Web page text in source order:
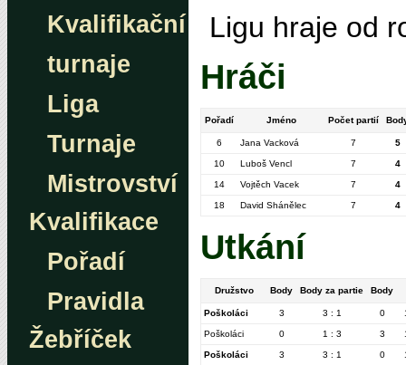
Kvalifikační
turnaje
Liga
Turnaje
Mistrovství
Kvalifikace
Pořadí
Pravidla
Žebříček
Ligu hraje od
Hráči
Pořadí Jméno Počet partií
6 Jana Vacková 7 5
10 Luboš Vencl 7 4
14 Vojtěch Vacek 7 4
18 David Shánělec 7 4
Utkání
Družstvo Body Body za partie Body
Poškoláci 3 3 : 1 0
Poškoláci 0 1 : 3 3
Poškoláci 3 3 : 1 0